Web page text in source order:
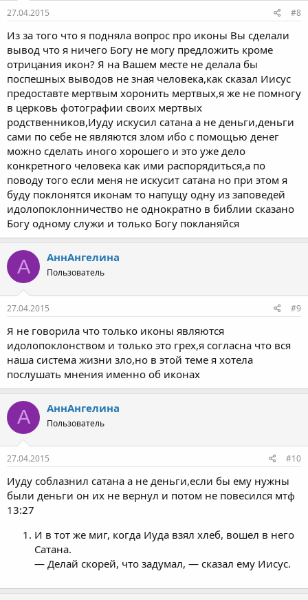
27.04.2015 #8
Из за того что я подняла вопрос про иконы Вы сделали
вывод что я ничего Богу не могу предложить кроме
отрицания икон? Я на Вашем месте не делала бы
поспешных выводов не зная человека,как сказал Иисус
предоставте мертвым хоронить мертвых,я же не помногу
в церковь фотографии своих мертвых
родственников,Иуду искусил сатана а не деньги,деньги
сами по себе не являются злом ибо с помощью денег
можно сделать иного хорошего и это уже дело
конкретного человека как ими распорядиться,а по
поводу того если меня не искусит сатана но при этом я
буду поклонятся иконам то напущу одну из заповедей
идолопоклонничество не однократно в библии сказано
Богу одному служи и только Богу покланяйся
А АннАнгелина
Пользователь
27.04.2015 #9
Я не говорила что только иконы являются
идолопоклонством и только это грех,я согласна что вся
наша система жизни зло,но в этой теме я хотела
послушать мнения именно об иконах
А АннАнгелина
Пользователь
27.04.2015 #10
Иуду соблазнил сатана а не деньги,если бы ему нужны
были деньги он их не вернул и потом не повесился мтф
13:27
И в тот же миг, когда Иуда взял хлеб, вошел в него
Сатана.
— Делай скорей, что задумал, — сказал ему Иисус.